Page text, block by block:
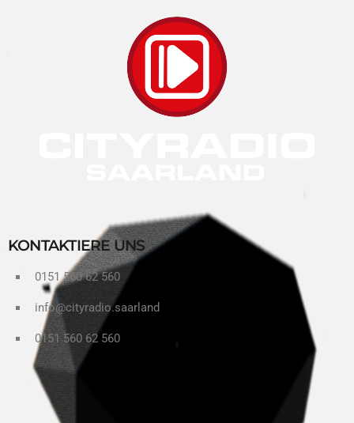
KONTAKTIERE UNS
0151 560 62 560
info@cityradio.saarland
0151 560 62 560